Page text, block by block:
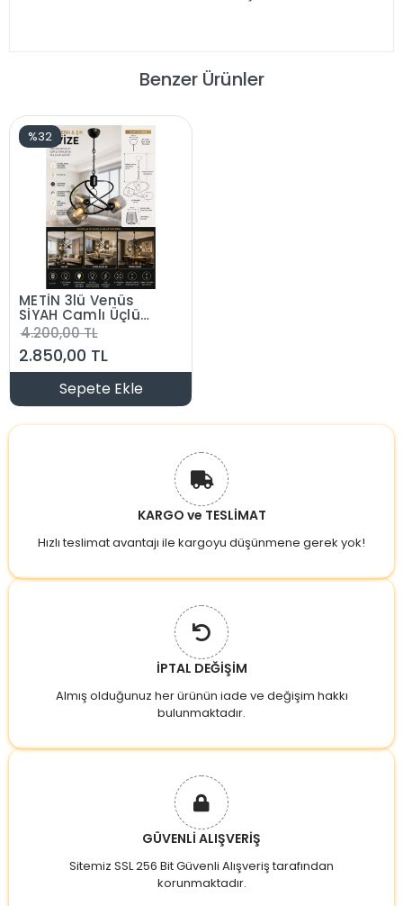
Benzer Ürünler
%32
METİN 3lü Venüs
SİYAH Camlı Üçlü
Avize E-27 Duylu
4.200,00 TL
2.850,00 TL
Sepete Ekle
KARGO ve TESLİMAT
Hızlı teslimat avantajı ile kargoyu düşünmene gerek yok!
İPTAL DEĞİŞİM
Almış olduğunuz her ürünün iade ve değişim hakkı
bulunmaktadır.
GÜVENLİ ALIŞVERİŞ
Sitemiz SSL 256 Bit Güvenli Alışveriş tarafından
korunmaktadır.